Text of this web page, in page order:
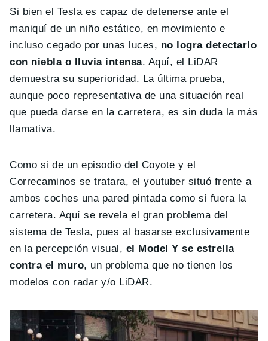
Si bien el Tesla es capaz de detenerse ante el
maniquí de un niño estático, en movimiento e
incluso cegado por unas luces, no logra detectarlo
con niebla o lluvia intensa. Aquí, el LiDAR
demuestra su superioridad. La última prueba,
aunque poco representativa de una situación real
que pueda darse en la carretera, es sin duda la más
llamativa.
Como si de un episodio del Coyote y el
Correcaminos se tratara, el youtuber situó frente a
ambos coches una pared pintada como si fuera la
carretera. Aquí se revela el gran problema del
sistema de Tesla, pues al basarse exclusivamente
en la percepción visual, el Model Y se estrella
contra el muro, un problema que no tienen los
modelos con radar y/o LiDAR.